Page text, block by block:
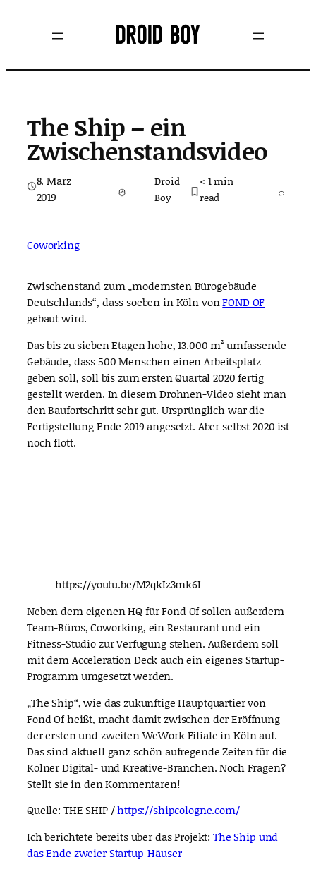
The Ship – ein
Zwischenstandsvideo
8. März
2019
Droid
Boy
< 1min
read
Coworking
Zwischenstand zum „modernsten Bürogebäude
Deutschlands“, dass soeben in Köln vonFOND OF
gebaut wird.
Das bis zu sieben Etagen hohe, 13.000 m² umfassende
Gebäude, dass 500 Menschen einen Arbeitsplatz
geben soll, soll bis zum ersten Quartal 2020 fertig
gestellt werden. In diesem Drohnen-Video sieht man
den Baufortschritt sehr gut. Ursprünglich war die
Fertigstellung Ende 2019 angesetzt. Aber selbst 2020 ist
noch flott.
https://youtu.be/M2qkIz3mk6I
Neben dem eigenen HQ für Fond Of sollen außerdem
Team-Büros, Coworking, ein Restaurant und ein
Fitness-Studio zur Verfügung stehen. Außerdem soll
mit dem Acceleration Deck auch ein eigenes Startup-
Programm umgesetzt werden.
„The Ship“, wie das zukünftige Hauptquartier von
Fond Of heißt, macht damit zwischen der Eröffnung
der ersten und zweiten WeWork Filiale in Köln auf.
Das sind aktuell ganz schön aufregende Zeiten für die
Kölner Digital- und Kreative-Branchen. Noch Fragen?
Stellt sie in den Kommentaren!
Quelle: THE SHIP /https://shipcologne.com/
Ich berichtete bereits über das Projekt: The Ship und
das Ende zweier Startup-Häuser